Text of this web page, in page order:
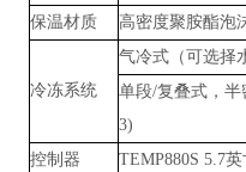
保温材质
高密度聚胺酯泡
冷冻系统
气冷式（可选择
单段/复叠式，半
3)
控制器
TEMP880S 5.7